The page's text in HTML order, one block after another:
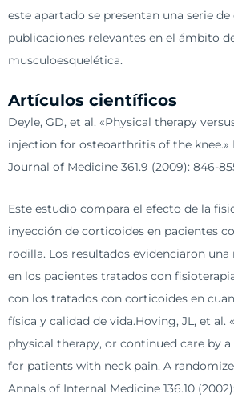
este apartado se presentan una serie
publicaciones relevantes en el ámbito
musculoesquelética.
Artículos científicos
Deyle, GD, et al. «Physical therapy
injection for osteoarthritis of the knee.»
Journal of Medicine 361.9 (2009): 846-
Este estudio compara el efecto de la
inyección de corticoides en pacientes
rodilla. Los resultados evidenciaron
en los pacientes tratados con
con los tratados con corticoides en
física y calidad de vida.Hoving, JL, et al.
physical therapy, or continued care by
for patients with neck pain. A
Annals of Internal Medicine 136.10 (2002):